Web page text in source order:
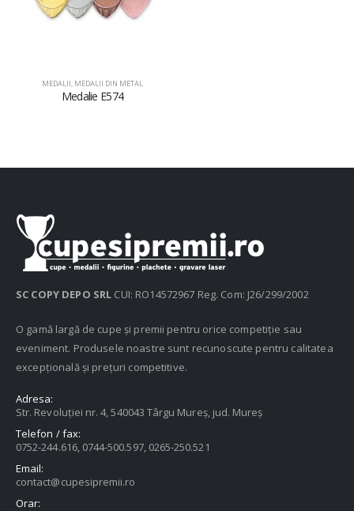
MEDALII, MEDALII DIN METAL
Medalie E574
SC COPY DEPO SRL CUI: RO14572967 Reg. Com: J26/299/2002
O gamă largă de cupe și premii pentru orice competiție sau
eveniment. Produsele noastre sunt recunoscute pentru calitatea
excepțională și prețuri competitive.
Adresa:
Str. Revoluției nr. 4, 540043 Târgu Mureș, jud. Mureș
Telefon / fax:
0752-244.616, 0744-500.597, 0265-250.521
Email:
contact@cupesipremii.ro
Orar: